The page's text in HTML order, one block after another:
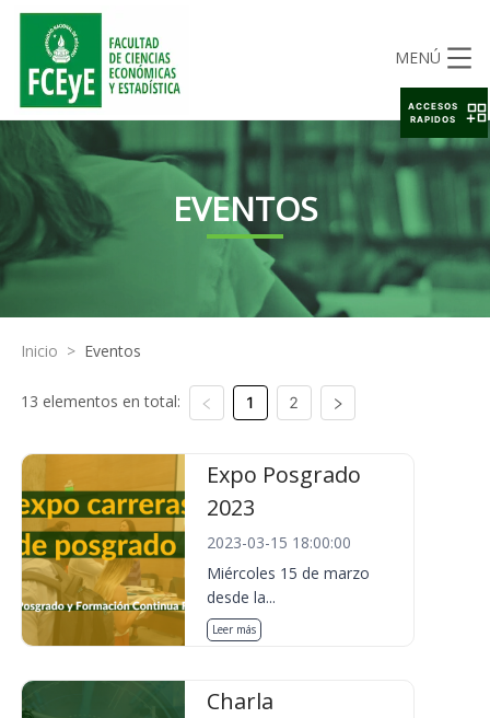
MENÚ
EVENTOS
Inicio > Eventos
13 elementos en total: 1 2
Expo Posgrado
2023
2023-03-15 18:00:00
Miércoles 15 de marzo
desde la...
Leer más
Charla
ACCESOS
RAPIDOS